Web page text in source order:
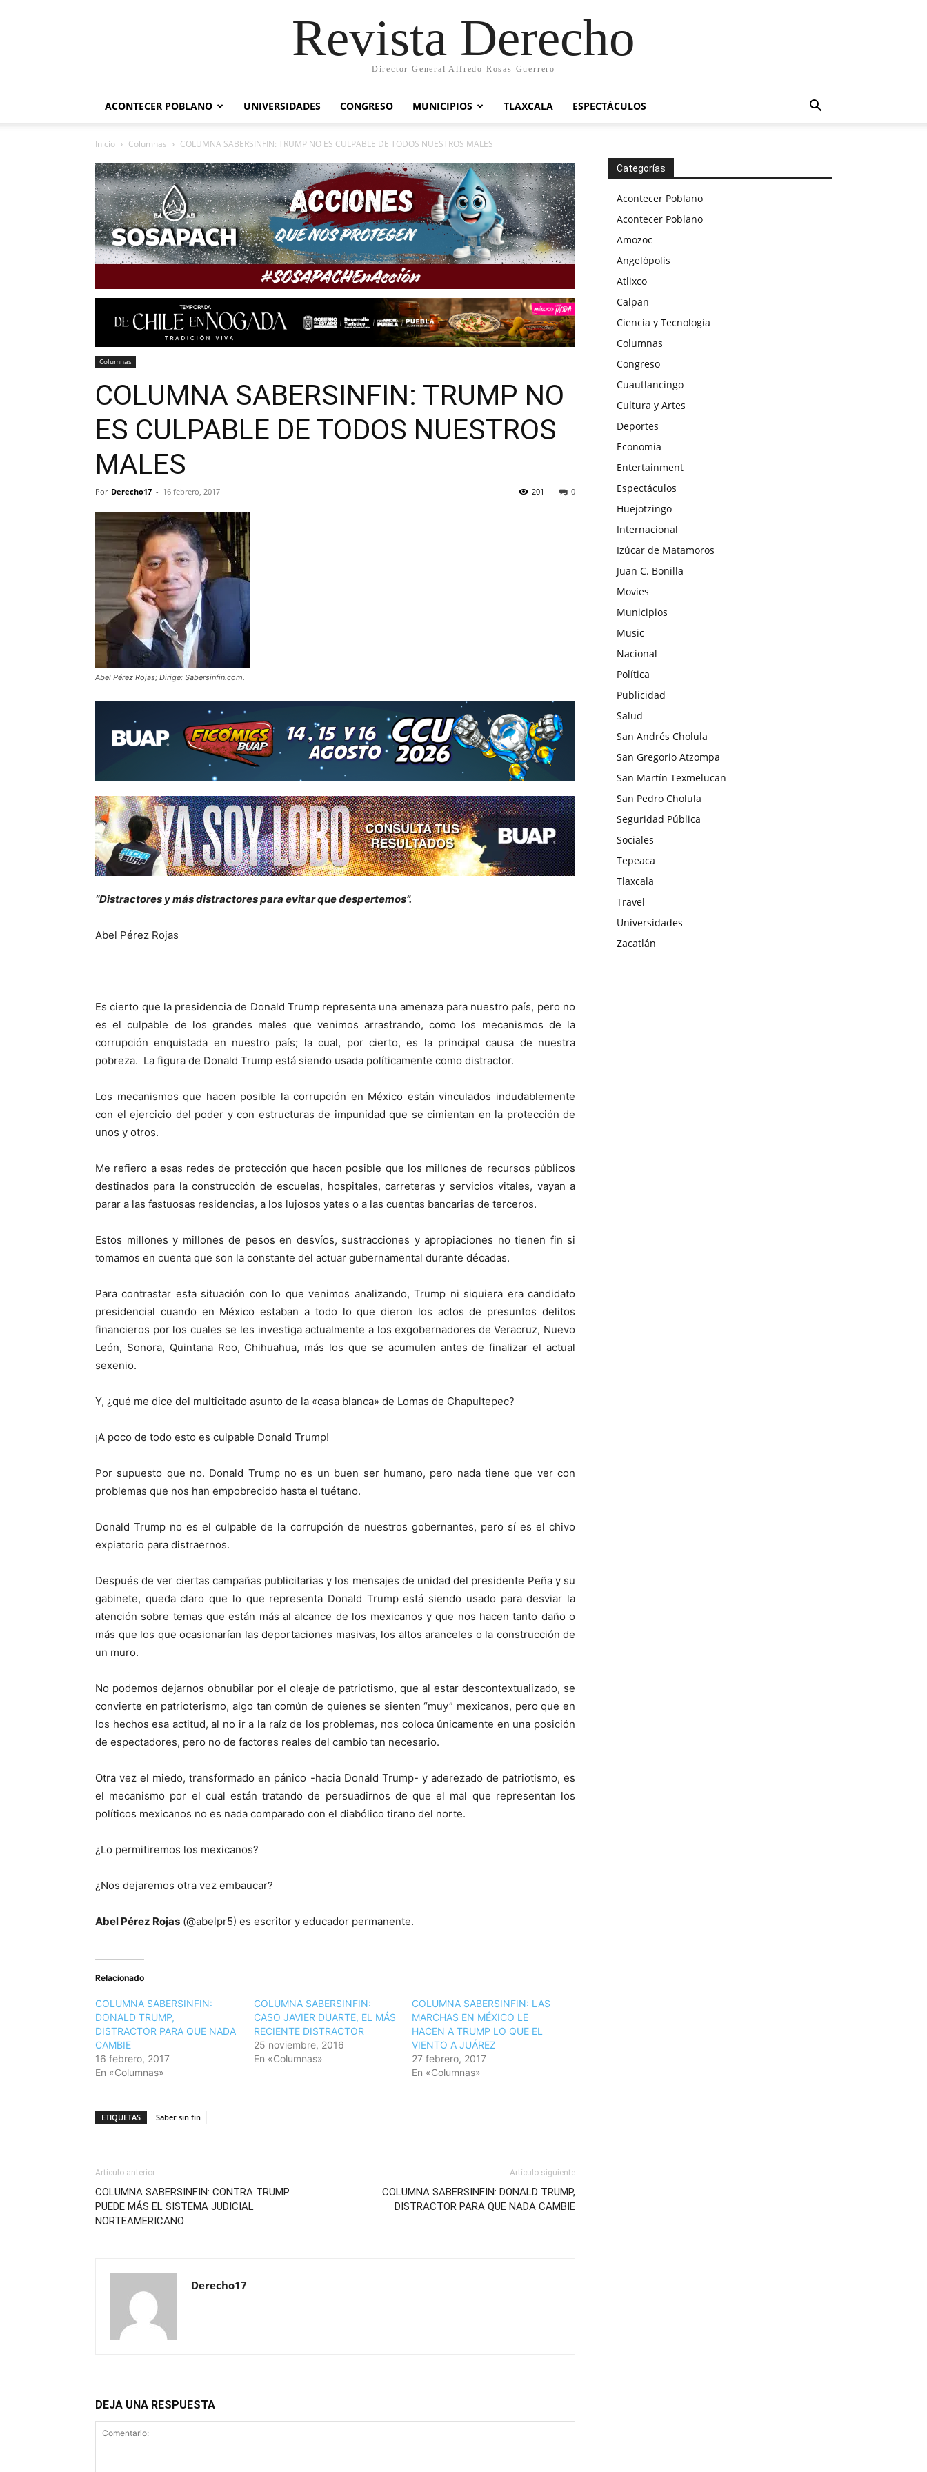
Revista Derecho
Director General Alfredo Rosas Guerrero
ACONTECER POBLANO UNIVERSIDADES CONGRESO MUNICIPIOS TLAXCALA ESPECTÁCULOS
Inicio Columnas COLUMNA SABERSINFIN: TRUMP NO ES CULPABLE DE TODOS NUESTROS MALES
Columnas
COLUMNA SABERSINFIN: TRUMP NO
ES CULPABLE DE TODOS NUESTROS
MALES
Por Derecho17 - 16 febrero, 2017 0
201
Abel Pérez Rojas; Dirige: Sabersinfin.com.
“Distractores y más distractores para evitar que despertemos”.
Abel Pérez Rojas
Es cierto que la presidencia de Donald Trump representa una amenaza para nuestro país, pero no
es el culpable de los grandes males que venimos arrastrando, como los mecanismos de la
corrupción enquistada en nuestro país; la cual, por cierto, es la principal causa de nuestra
pobreza. La figura de Donald Trump está siendo usada políticamente como distractor.
Los mecanismos que hacen posible la corrupción en México están vinculados indudablemente
con el ejercicio del poder y con estructuras de impunidad que se cimientan en la protección de
unos y otros.
Me refiero a esas redes de protección que hacen posible que los millones de recursos públicos
destinados para la construcción de escuelas, hospitales, carreteras y servicios vitales, vayan a
parar a las fastuosas residencias, a los lujosos yates o a las cuentas bancarias de terceros.
Estos millones y millones de pesos en desvíos, sustracciones y apropiaciones no tienen fin si
tomamos en cuenta que son la constante del actuar gubernamental durante décadas.
Para contrastar esta situación con lo que venimos analizando, Trump ni siquiera era candidato
presidencial cuando en México estaban a todo lo que dieron los actos de presuntos delitos
financieros por los cuales se les investiga actualmente a los exgobernadores de Veracruz, Nuevo
León, Sonora, Quintana Roo, Chihuahua, más los que se acumulen antes de finalizar el actual
sexenio.
Y, ¿qué me dice del multicitado asunto de la «casa blanca» de Lomas de Chapultepec?
¡A poco de todo esto es culpable Donald Trump!
Por supuesto que no. Donald Trump no es un buen ser humano, pero nada tiene que ver con
problemas que nos han empobrecido hasta el tuétano.
Donald Trump no es el culpable de la corrupción de nuestros gobernantes, pero sí es el chivo
expiatorio para distraernos.
Después de ver ciertas campañas publicitarias y los mensajes de unidad del presidente Peña y su
gabinete, queda claro que lo que representa Donald Trump está siendo usado para desviar la
atención sobre temas que están más al alcance de los mexicanos y que nos hacen tanto daño o
más que los que ocasionarían las deportaciones masivas, los altos aranceles o la construcción de
un muro.
No podemos dejarnos obnubilar por el oleaje de patriotismo, que al estar descontextualizado, se
convierte en patrioterismo, algo tan común de quienes se sienten “muy” mexicanos, pero que en
los hechos esa actitud, al no ir a la raíz de los problemas, nos coloca únicamente en una posición
de espectadores, pero no de factores reales del cambio tan necesario.
Otra vez el miedo, transformado en pánico -hacia Donald Trump- y aderezado de patriotismo, es
el mecanismo por el cual están tratando de persuadirnos de que el mal que representan los
políticos mexicanos no es nada comparado con el diabólico tirano del norte.
¿Lo permitiremos los mexicanos?
¿Nos dejaremos otra vez embaucar?
Abel Pérez Rojas (@abelpr5) es escritor y educador permanente.
Relacionado
COLUMNA SABERSINFIN:
DONALD TRUMP,
DISTRACTOR PARA QUE NADA
CAMBIE
16 febrero, 2017
En «Columnas»
COLUMNA SABERSINFIN:
CASO JAVIER DUARTE, EL MÁS
RECIENTE DISTRACTOR
25 noviembre, 2016
En «Columnas»
COLUMNA SABERSINFIN: LAS
MARCHAS EN MÉXICO LE
HACEN A TRUMP LO QUE EL
VIENTO A JUÁREZ
27 febrero, 2017
En «Columnas»
ETIQUETAS Saber sin fin
Artículo anterior
COLUMNA SABERSINFIN: CONTRA TRUMP
PUEDE MÁS EL SISTEMA JUDICIAL
NORTEAMERICANO
Artículo siguiente
COLUMNA SABERSINFIN: DONALD TRUMP,
DISTRACTOR PARA QUE NADA CAMBIE
Derecho17
DEJA UNA RESPUESTA
Categorías
Acontecer Poblano
Acontecer Poblano
Amozoc
Angelópolis
Atlixco
Calpan
Ciencia y Tecnología
Columnas
Congreso
Cuautlancingo
Cultura y Artes
Deportes
Economía
Entertainment
Espectáculos
Huejotzingo
Internacional
Izúcar de Matamoros
Juan C. Bonilla
Movies
Municipios
Music
Nacional
Política
Publicidad
Salud
San Andrés Cholula
San Gregorio Atzompa
San Martín Texmelucan
San Pedro Cholula
Seguridad Pública
Sociales
Tepeaca
Tlaxcala
Travel
Universidades
Zacatlán